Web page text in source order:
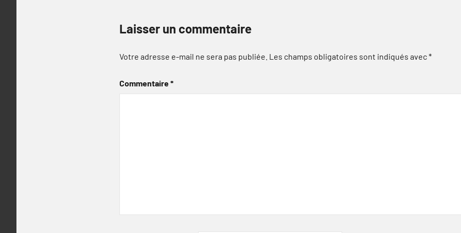
Laisser un commentaire
Votre adresse e-mail ne sera pas publiée. Les champs obligatoires sont indiqués avec*
Commentaire*